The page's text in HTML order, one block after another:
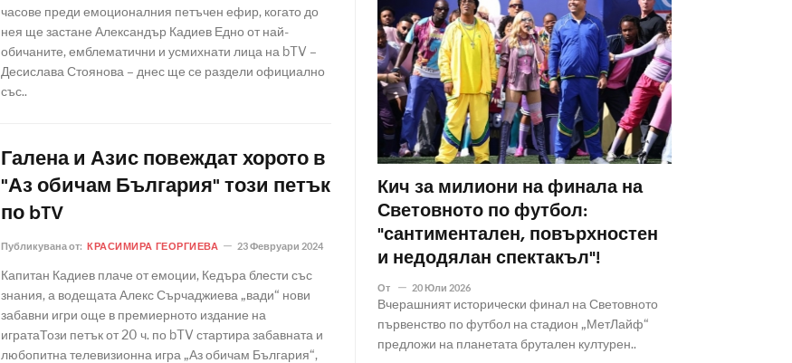
часове преди емоционалния петъчен ефир, когато до
нея ще застане Александър Кадиев Едно от най-
обичаните, емблематични и усмихнати лица на bTV –
Десислава Стоянова – днес ще се раздели официално
със..
Галена и Азис повеждат хорото в
"Аз обичам България" този петък
по bTV
Публикувана от: КРАСИМИРА ГЕОРГИЕВА 23 Февруари 2024
Капитан Кадиев плаче от емоции, Кедъра блести със
знания, а водещата Алекс Сърчаджиева „вади“ нови
забавни игри още в премиерното издание на
игратаТози петък от 20 ч. по bTV стартира забавната и
любопитна телевизионна игра „Аз обичам България“,
Кич за милиони на финала на
Световното по футбол:
"сантиментален, повърхностен
и недодялан спектакъл"!
От 20 Юли 2026
Вчерашният исторически финал на Световното
първенство по футбол на стадион „МетЛайф“
предложи на планетата брутален културен..